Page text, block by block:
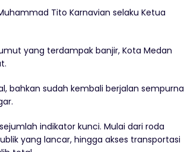
Tito Karnavian selaku Ketua
yang terdampak banjir, Kota Medan
bahkan sudah kembali berjalan sempurna
indikator kunci. Mulai dari roda
yang lancar, hingga akses transportasi